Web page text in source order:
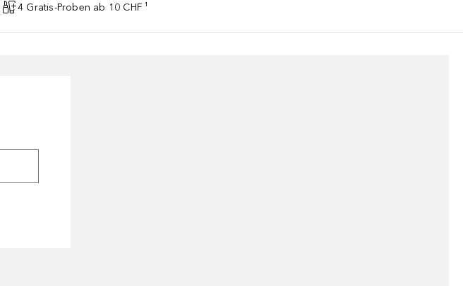
4 Gratis-Proben ab 10 CHF ¹